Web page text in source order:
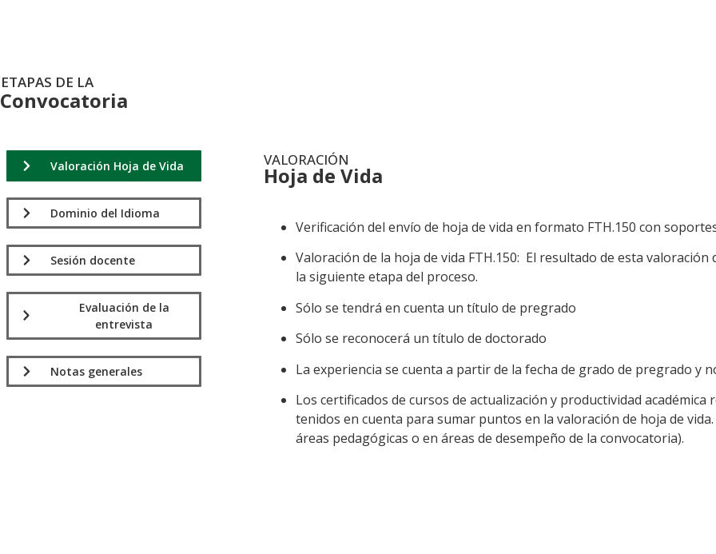
ETAPAS DE LA
Convocatoria
Valoración Hoja de Vida
Dominio del Idioma
Sesión docente
Evaluación de la
entrevista
Notas generales
VALORACIÓN
Hoja de Vida
Verificación del envío de hoja de vida en formato FTH.150 con
Valoración de la hoja de vida FTH.150: El resultado de esta
la siguiente etapa del proceso.
Sólo se tendrá en cuenta un título de pregrado
Sólo se reconocerá un título de doctorado
La experiencia se cuenta a partir de la fecha de grado de pregrado y
Los certificados de cursos de actualización y productividad
tenidos en cuenta para sumar puntos en la valoración de hoja de
áreas pedagógicas o en áreas de desempeño de la convocatoria).